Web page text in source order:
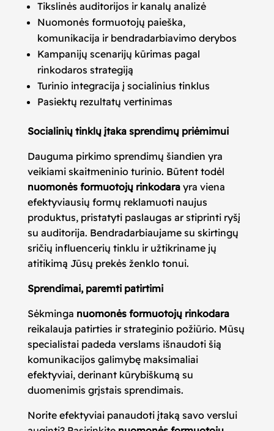
Tikslinės auditorijos ir kanalų analizė
Nuomonės formuotojų paieška,
komunikacija ir bendradarbiavimo derybos
Kampanijų scenarijų kūrimas pagal
rinkodaros strategiją
Turinio integracija į socialinius tinklus
Pasiektų rezultatų vertinimas
Socialinių tinklų įtaka sprendimų priėmimui
Dauguma pirkimo sprendimų šiandien yra
veikiami skaitmeninio turinio. Būtent todėl
nuomonės formuotojų rinkodarayra viena
efektyviausių formų reklamuoti naujus
produktus, pristatyti paslaugas ar stiprinti ryšį
su auditorija. Bendradarbiaujame su skirtingų
sričių influencerių tinklu ir užtikriname jų
atitikimą Jūsų prekės ženklo tonui.
Sprendimai, paremti patirtimi
Sėkminga nuomonės formuotojų rinkodara
reikalauja patirties ir strateginio požiūrio. Mūsų
specialistai padeda verslams išnaudoti šią
komunikacijos galimybę maksimaliai
efektyviai, derinant kūrybiškumą su
duomenimis grįstais sprendimais.
Norite efektyviai panaudoti įtaką savo verslui